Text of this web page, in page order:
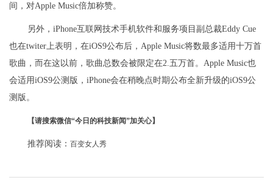
间，对Apple Music倍加称赞。
另外，iPhone互联网技术手机软件和服务项目副总裁Eddy Cue
也在twiter上表明，在iOS9公布后，Apple Music将数最多适用十万首
歌曲，而在这以前，歌曲总数会被限定在2.五万首。Apple Music也
会适用iOS9公测版，iPhone会在稍晚点时期公布全新升级的iOS9公
测版。
【请搜索微信“今日的科技新闻”加关心】
推荐阅读： 百变女人秀